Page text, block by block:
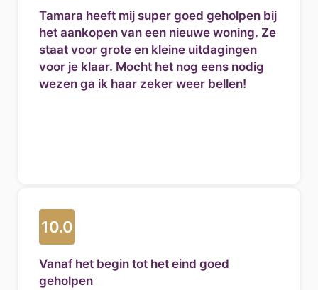
Tamara heeft mij super goed geholpen bij
het aankopen van een nieuwe woning. Ze
staat voor grote en kleine uitdagingen
voor je klaar. Mocht het nog eens nodig
wezen ga ik haar zeker weer bellen!
10.0
Vanaf het begin tot het eind goed
geholpen